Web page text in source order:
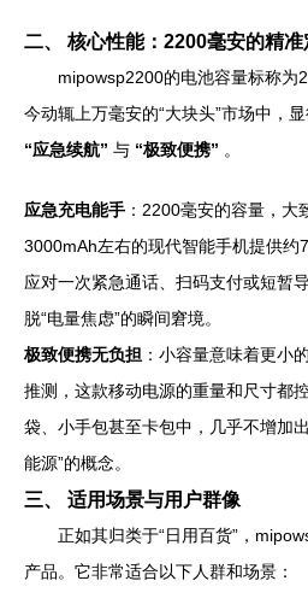
二、 核心性能：2200毫安的精准
mipowsp2200的电池容量标称为
今动辄上万毫安的“大块头”市场中，
“应急续航” 与 “极致便携” 。
应急充电能手 ：2200毫安的容量，
3000mAh左右的现代智能手机提供约
应对一次紧急通话、扫码支付或短暂
脱“电量焦虑”的瞬间窘境。
极致便携无负担 ：小容量意味着更小
推测，这款移动电源的重量和尺寸都
袋、小手包甚至卡包中，几乎不增加
能源”的概念。
三、 适用场景与用户群像
正如其归类于“日用百货”，
产品。它非常适合以下人群和场景：